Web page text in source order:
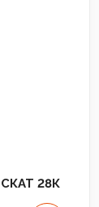
28К